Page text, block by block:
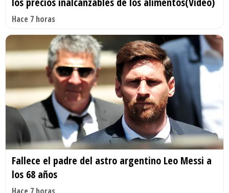
Hace 7 horas
Fallece el padre del astro argentino Leo Messi a
los 68 años